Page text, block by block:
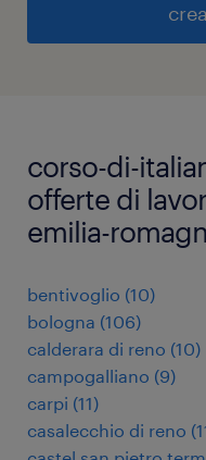
corso-di-
offerte di
emilia-
bentivoglio (10)
bologna (106)
calderara di reno (10)
campogalliano (9)
carpi (11)
casalecchio di reno (